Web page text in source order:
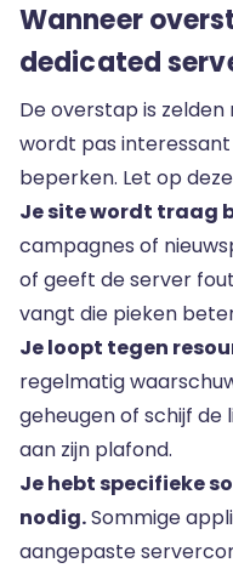
Wanneer
dedicated
De overstap is
wordt pas
beperken. Let op
Je site wordt traag
campagnes of
of geeft de server
vangt die pieken
Je loopt tegen
regelmatig
geheugen of schijf de
aan zijn plafond.
Je hebt specifieke
nodig.Sommige
aangepaste